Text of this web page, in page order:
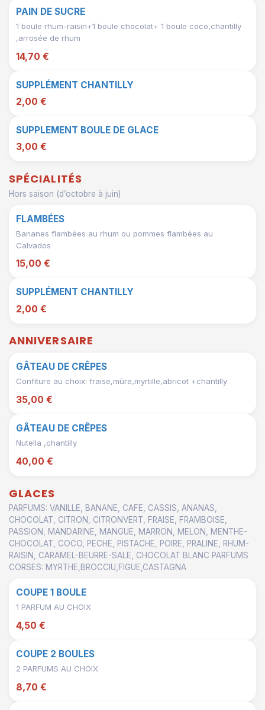
PAIN DE SUCRE
1 boule rhum-raisin+1 boule chocolat+ 1 boule coco,chantilly
,arrosée de rhum
14,70 €
SUPPLÉMENT CHANTILLY
2,00 €
SUPPLEMENT BOULE DE GLACE
3,00 €
SPÉCIALITÉS
Hors saison (d’octobre à juin)
FLAMBÉES
Bananes flambées au rhum ou pommes flambées au
Calvados
15,00 €
SUPPLÉMENT CHANTILLY
2,00 €
ANNIVERSAIRE
GÂTEAU DE CRÊPES
Confiture au choix: fraise,mûre,myrtille,abricot +chantilly
35,00 €
GÂTEAU DE CRÊPES
Nutella ,chantilly
40,00 €
GLACES
PARFUMS: VANILLE, BANANE, CAFE, CASSIS, ANANAS,
CHOCOLAT, CITRON, CITRONVERT, FRAISE, FRAMBOISE,
PASSION, MANDARINE, MANGUE, MARRON, MELON, MENTHE-
CHOCOLAT, COCO, PECHE, PISTACHE, POIRE, PRALINE, RHUM-
RAISIN, CARAMEL-BEURRE-SALE, CHOCOLAT BLANC PARFUMS
CORSES: MYRTHE,BROCCIU,FIGUE,CASTAGNA
COUPE 1 BOULE
1 PARFUM AU CHOIX
4,50 €
COUPE 2 BOULES
2 PARFUMS AU CHOIX
8,70 €